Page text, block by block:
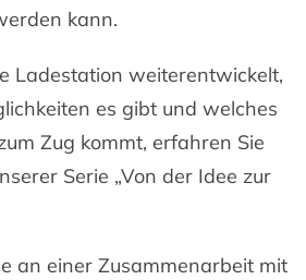
kann.
Ladestation weiterentwickelt,
es gibt und welches
Zug kommt, erfahren Sie
Serie „Von der Idee zur
an einer Zusammenarbeit mit